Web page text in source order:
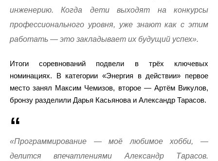
инженерию. Когда дети выходят на конкурсы
профессионального уровня, уже знают как с этим
работать — это закладывает их будущий успех».
Итоги соревнований подвели в трёх ключевых
номинациях. В категории «Энергия в действии» первое
место занял Максим Чемизов, второе — Артём Викулов,
бронзу разделили Дарья Касьянова и Александр Тарасов.
«Программирование — моё любимое хобби, —
делится впечатлениями Александр Тарасов.